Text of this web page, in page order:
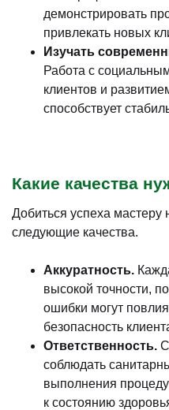
демонстрировать
привлекать новых
Изучать
Работа с
клиентов и
способствует
Какие качества
Добиться успеха мастеру
следующие качества.
Аккуратность.
высокой точности,
ошибки могут
безопасность
Ответственность.
соблюдать
выполнения
к состоянию